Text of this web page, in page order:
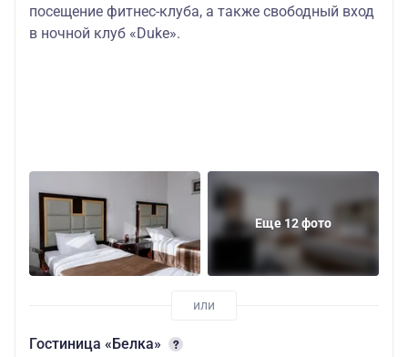
посещение фитнес-клуба, а также свободный вход
в ночной клуб «Duke».
Еще 12 фото
Гостиница «Белка»